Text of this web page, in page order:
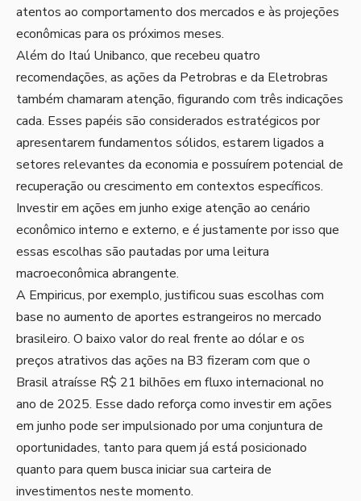
atentos ao comportamento dos mercados e às projeções
econômicas para os próximos meses.
Além do Itaú Unibanco, que recebeu quatro
recomendações, as ações da Petrobras e da Eletrobras
também chamaram atenção, figurando com três indicações
cada. Esses papéis são considerados estratégicos por
apresentarem fundamentos sólidos, estarem ligados a
setores relevantes da economia e possuírem potencial de
recuperação ou crescimento em contextos específicos.
Investir em ações em junho exige atenção ao cenário
econômico interno e externo, e é justamente por isso que
essas escolhas são pautadas por uma leitura
macroeconômica abrangente.
A Empiricus, por exemplo, justificou suas escolhas com
base no aumento de aportes estrangeiros no mercado
brasileiro. O baixo valor do real frente ao dólar e os
preços atrativos das ações na B3 fizeram com que o
Brasil atraísse R$ 21 bilhões em fluxo internacional no
ano de 2025. Esse dado reforça como investir em ações
em junho pode ser impulsionado por uma conjuntura de
oportunidades, tanto para quem já está posicionado
quanto para quem busca iniciar sua carteira de
investimentos neste momento.